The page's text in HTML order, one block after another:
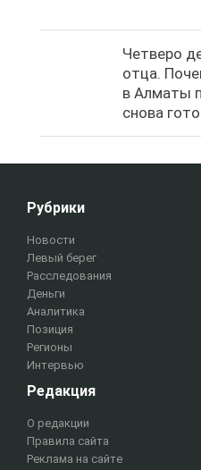
Четверо
отца.
в Алматы
снова
Рубрики
Новости
Левый берег
Расследования
Деньги
Аналитика
Позиция
Регионы
Интервью
Редакция
О редакции
Правила сайта
Реклама на сайте